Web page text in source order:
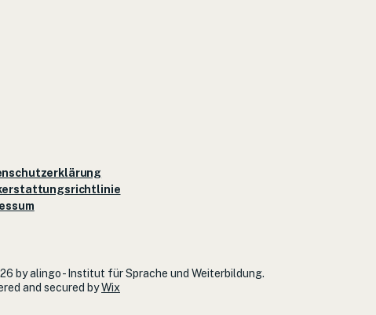
by alingo - Institut für Sprache und Weiterbildung.
and secured byWix